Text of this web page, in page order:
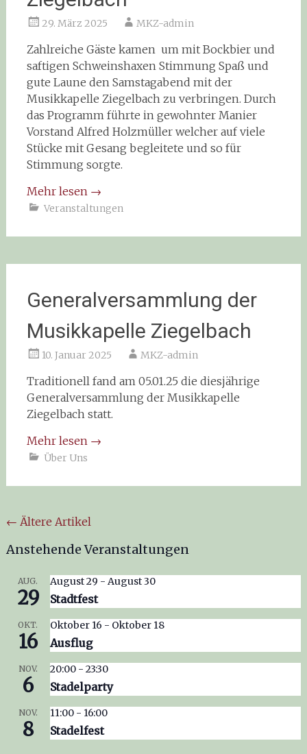
29. März 2025 MKZ-admin
Zahlreiche Gäste kamen um mit Bockbier und
saftigen Schweinshaxen Stimmung Spaß und
gute Laune den Samstagabend mit der
Musikkapelle Ziegelbach zu verbringen. Durch
das Programm führte in gewohnter Manier
Vorstand Alfred Holzmüller welcher auf viele
Stücke mit Gesang begleitete und so für
Stimmung sorgte.
Mehr lesen →
Veranstaltungen
Generalversammlung der
Musikkapelle Ziegelbach
10. Januar 2025 MKZ-admin
Traditionell fand am 05.01.25 die diesjährige
Generalversammlung der Musikkapelle
Ziegelbach statt.
Mehr lesen →
Über Uns
← Ältere Artikel
Anstehende Veranstaltungen
AUG.
29
August 29 - August 30
Stadtfest
OKT.
16
Oktober 16 - Oktober 18
Ausflug
NOV.
6
20:00- 23:30
Stadelparty
NOV.
8
11:00- 16:00
Stadelfest